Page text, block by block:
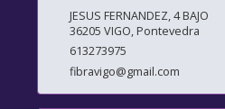
JESUS FERNANDEZ, 4 BAJO
36205 VIGO,Pontevedra
613273975
fibravigo@gmail.com